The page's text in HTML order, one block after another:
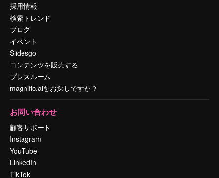
採用情報
検索トレンド
ブログ
イベント
Slidesgo
コンテンツを販売する
プレスルーム
magnific.aiをお探しですか？
お問い合わせ
顧客サポート
Instagram
YouTube
LinkedIn
TikTok